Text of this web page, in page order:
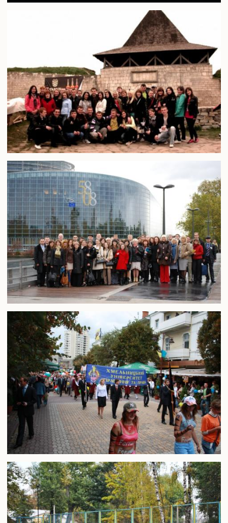
Спеціалізована вчена рада К 70.895.02
Спеціалізована вчена рада К 70.895.01
Спеціалізовані вчені ради для захисту дисертацій на здобуття
ступеня доктора філософії
Конференції та наукові заходи
Шаблони документів наукової звітності
Наукова звітність
Співробітництво
Міжнародне співробітництво
Договори про співробітництво
Академічна мобільність
Грантова діяльність
Співпраця з Національної академією правових наук
України
Дистанційне середовище
АСУ університет
Випускнику
Музей університету
Корисна інформація
Випускники університету
Інформація для оприлюднення
Бібліотека
Корисна інформація
Контакти